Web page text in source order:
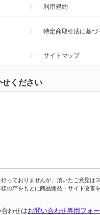
利用規約
特定商取引法に基づ
サイトマップ
ください
っておりませんが、頂いたご意見は
の声をもとに商品開発・サイト改善
わせはお問い合わせ専用フォ